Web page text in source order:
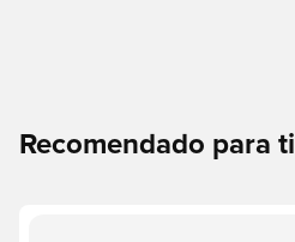
Recomendado para ti